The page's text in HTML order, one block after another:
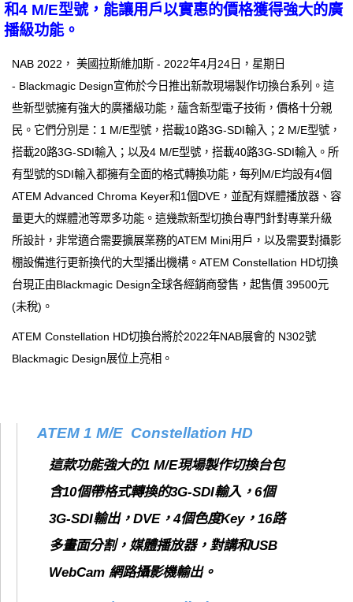
和4 M/E型號，能讓用戶以實惠的價格獲得強大的廣
播級功能。
NAB 2022， 美國拉斯維加斯 - 2022年4月24日，星期日
- Blackmagic Design宣佈於今日推出新款現場製作切換台系列。這
些新型號擁有強大的廣播級功能，蘊含新型電子技術，價格十分親
民。它們分別是：1 M/E型號，搭載10路3G-SDI輸入；2 M/E型號，
搭載20路3G-SDI輸入；以及4 M/E型號，搭載40路3G-SDI輸入。所
有型號的SDI輸入都擁有全面的格式轉換功能，每列M/E均設有4個
ATEM Advanced Chroma Keyer和1個DVE，並配有媒體播放器、容
量更大的媒體池等眾多功能。這幾款新型切換台專門針對專業升級
所設計，非常適合需要擴展業務的ATEM Mini用戶，以及需要對攝影
棚設備進行更新換代的大型播出機構。ATEM Constellation HD切換
台現正由Blackmagic Design全球各經銷商發售，起售價 39500元
(未稅)。
ATEM Constellation HD切換台將於2022年NAB展會的 N302號
Blackmagic Design展位上亮相。
ATEM 1 M/E Constellation HD
這款功能強大的1 M/E現場製作切換台包
含10個帶格式轉換的3G-SDI輸入，6個
3G-SDI輸出，DVE，4個色度Key，16路
多畫面分割，媒體播放器，對講和USB
WebCam 網路攝影機輸出。